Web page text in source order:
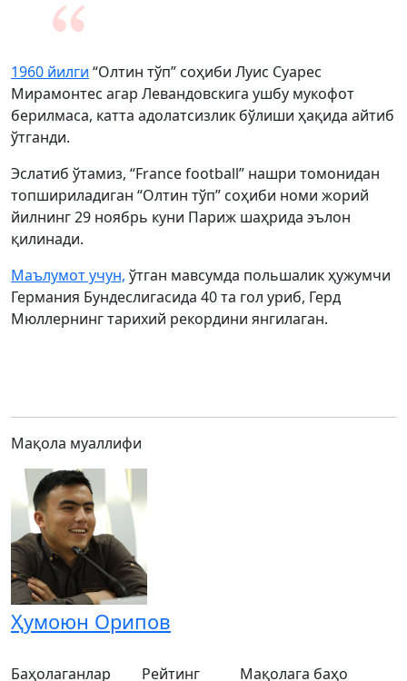
1960 йилги “Олтин тўп” соҳиби Луис Суарес
Мирамонтес агар Левандовскига ушбу мукофот
берилмаса, катта адолатсизлик бўлиши ҳақида айтиб
ўтганди.
Эслатиб ўтамиз, “France football” нашри томонидан
топшириладиган “Олтин тўп” соҳиби номи жорий
йилнинг 29 ноябрь куни Париж шаҳрида эълон
қилинади.
Маълумот учун, ўтган мавсумда польшалик ҳужумчи
Германия Бундеслигасида 40 та гол уриб, Герд
Мюллернинг тарихий рекордини янгилаган.
Мақола муаллифи
Ҳумоюн Орипов
Баҳолаганлар
Рейтинг
Мақолага баҳо